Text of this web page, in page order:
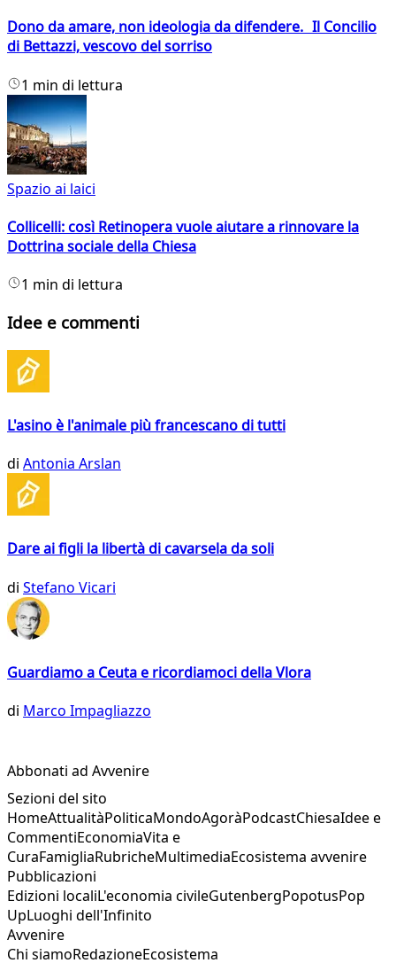
Dono da amare, non ideologia da difendere. Il Concilio
di Bettazzi, vescovo del sorriso
1 min di lettura
Spazio ai laici
Collicelli: così Retinopera vuole aiutare a rinnovare la
Dottrina sociale della Chiesa
1 min di lettura
Idee e commenti
L'asino è l'animale più francescano di tutti
di Antonia Arslan
Dare ai figli la libertà di cavarsela da soli
di Stefano Vicari
Guardiamo a Ceuta e ricordiamoci della Vlora
di Marco Impagliazzo
Abbonati ad Avvenire
Sezioni del sito
HomeAttualitàPoliticaMondoAgoràPodcastChiesaIdee e
CommentiEconomiaVita e
CuraFamigliaRubricheMultimediaEcosistema avvenire
Pubblicazioni
Edizioni localiL'economia civileGutenbergPopotusPop
UpLuoghi dell'Infinito
Avvenire
Chi siamoRedazioneEcosistema